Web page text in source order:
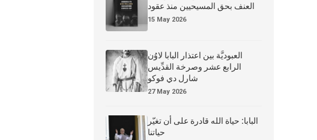
العنف بحق المسيحيين منذ عقود
15 May 2026
العبوديَّة بين اعتذار البابا لاوُن
الرابع عشر وصرخة القدِّيس
شارل دي فوكو
27 May 2026
البابا: حياة الله قادرة على أن تغيّر
حياتنا